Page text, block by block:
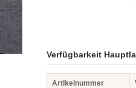
Verfügbarkeit
Artikelnummer